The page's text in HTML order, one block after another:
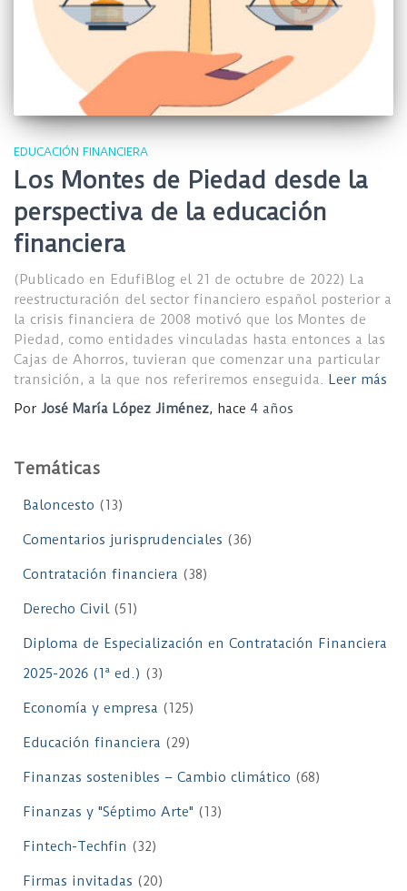
EDUCACIÓN FINANCIERA
Los Montes de Piedad desde la
perspectiva de la educación
financiera
(Publicado en EdufiBlog el 21 de octubre de 2022) La
reestructuración del sector financiero español posterior a
la crisis financiera de 2008 motivó que los Montes de
Piedad, como entidades vinculadas hasta entonces a las
Cajas de Ahorros, tuvieran que comenzar una particular
transición, a la que nos referiremos enseguida. Leer más
Por José María López Jiménez, hace 4 años
Temáticas
Baloncesto (13)
Comentarios jurisprudenciales (36)
Contratación financiera (38)
Derecho Civil(51)
Diploma de Especialización en Contratación Financiera
2025-2026 (1ª ed.) (3)
Economía y empresa (125)
Educación financiera (29)
Finanzas sostenibles – Cambio climático (68)
Finanzas y "Séptimo Arte" (13)
Fintech-Techfin (32)
Firmas invitadas (20)